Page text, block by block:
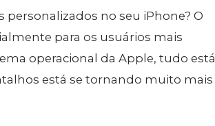
no seu iPhone? O
para os usuários mais
operacional da Apple, tudo está
está se tornando muito mais